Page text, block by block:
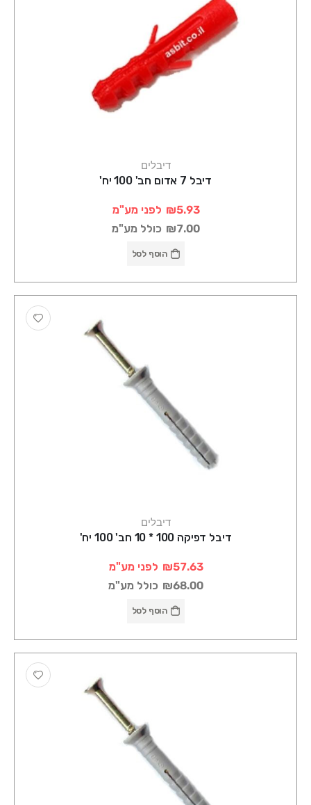
דיבלים
דיבל 7 אדום חב' 100 יח'
₪5.93 לפני מע"מ
₪7.00 כולל מע"מ
הוסף לסל
דיבלים
דיבל דפיקה 100 * 10 חב' 100 יח'
₪57.63 לפני מע"מ
₪68.00 כולל מע"מ
הוסף לסל